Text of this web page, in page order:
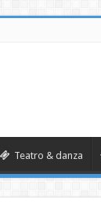
Teatro & danza